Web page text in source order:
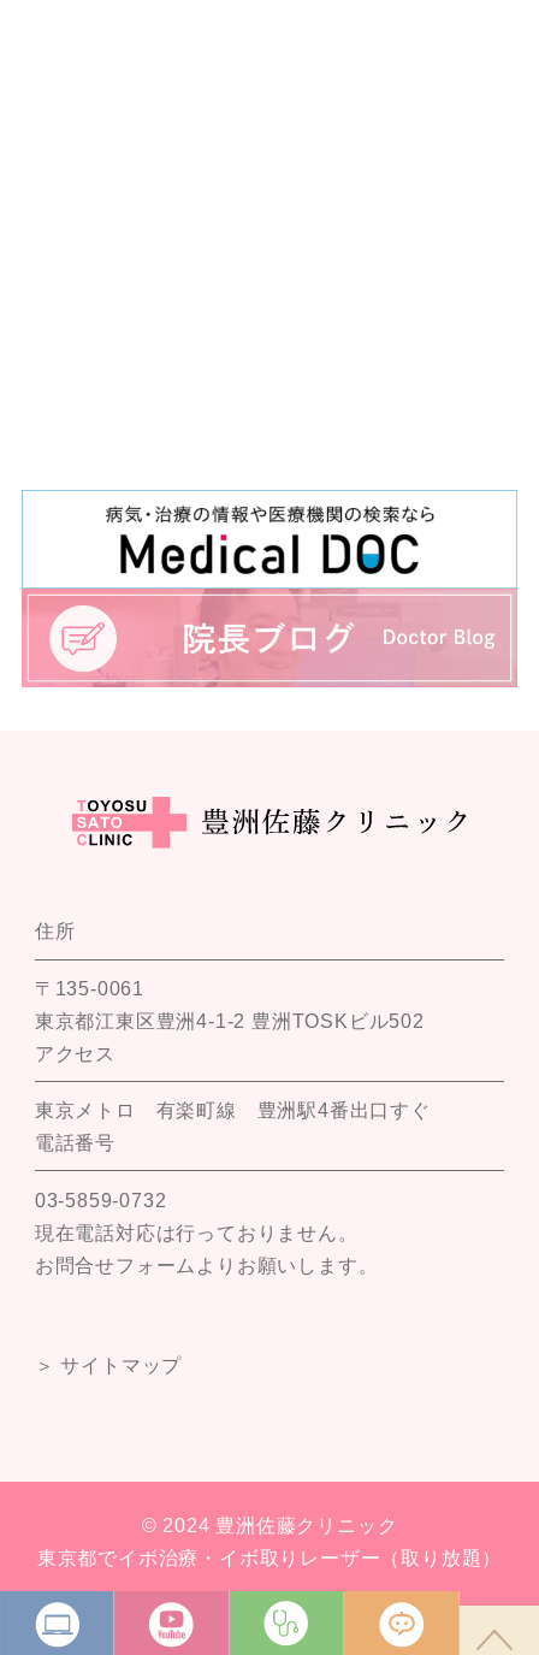
住所
〒135-0061
東京都江東区豊洲4-1-2 豊洲TOSKビル502
アクセス
東京メトロ 有楽町線 豊洲駅4番出口すぐ
電話番号
03-5859-0732
現在電話対応は行っておりません。
お問合せフォームよりお願いします。
＞ サイトマップ
© 2024 豊洲佐藤クリニック
東京都でイボ治療・イボ取りレーザー（取り放題）